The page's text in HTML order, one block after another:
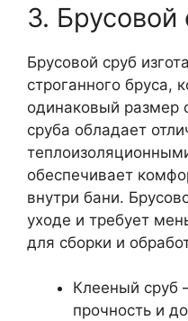
3. Брусовой
Брусовой сруб
строганного бруса,
одинаковый размер
сруба обладает
обеспечивает
внутри бани.
уходе и требует
для сборки и
Клееный сруб
прочность и